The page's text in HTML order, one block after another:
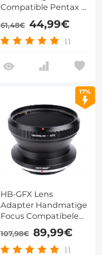
Compatible Pentax K
Lenzen voor Fuji GFX
Camera Lichaam
61,48€ 44,99€
11
17%
HB-GFX Lens
Adapter Handmatige
Focus Compatibele
Hasselblad V Lenzen
voor Fuji GFX Camera
Lichaam
107,98€ 89,99€
11